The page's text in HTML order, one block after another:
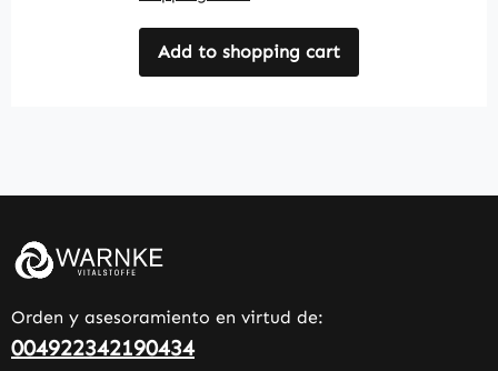
Add to shopping cart
Orden y asesoramiento en virtud de:
004922342190434